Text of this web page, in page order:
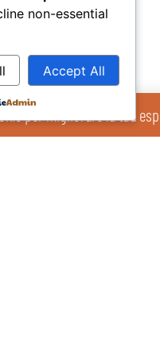
non-essential
Accept All
per migliorare la tua